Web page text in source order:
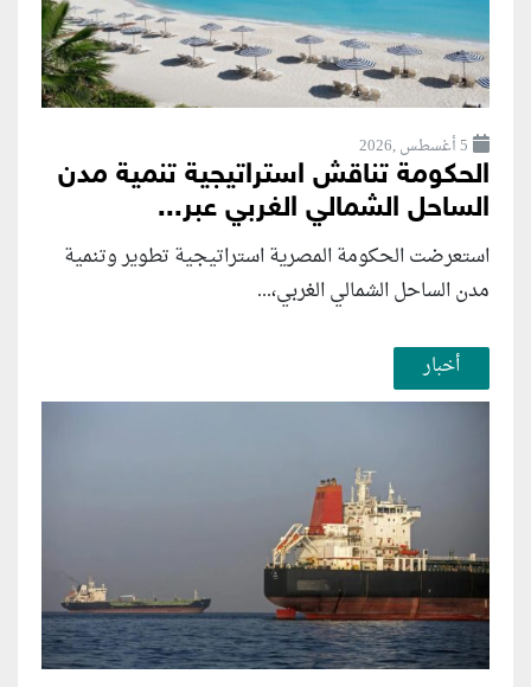
5 أغسطس ,2026
الحكومة تناقش استراتيجية تنمية مدن
الساحل الشمالي الغربي عبر...
استعرضت الحكومة المصرية استراتيجية تطوير وتنمية
مدن الساحل الشمالي الغربي،...
أخبار